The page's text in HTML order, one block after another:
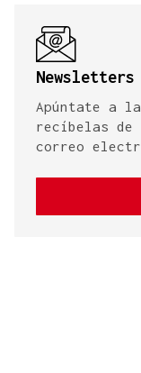
Newsletters
Apúntate a
recíbelas de
correo